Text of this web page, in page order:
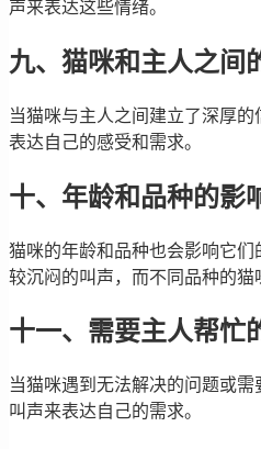
声来表达这些情绪。
九、猫咪和主人之间
当猫咪与主人之间建立了深厚
表达自己的感受和需求。
十、年龄和品种的影
猫咪的年龄和品种也会影响它
较沉闷的叫声，而不同品种的猫
十一、需要主人帮忙
当猫咪遇到无法解决的问题或
叫声来表达自己的需求。